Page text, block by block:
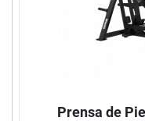
Prensa de